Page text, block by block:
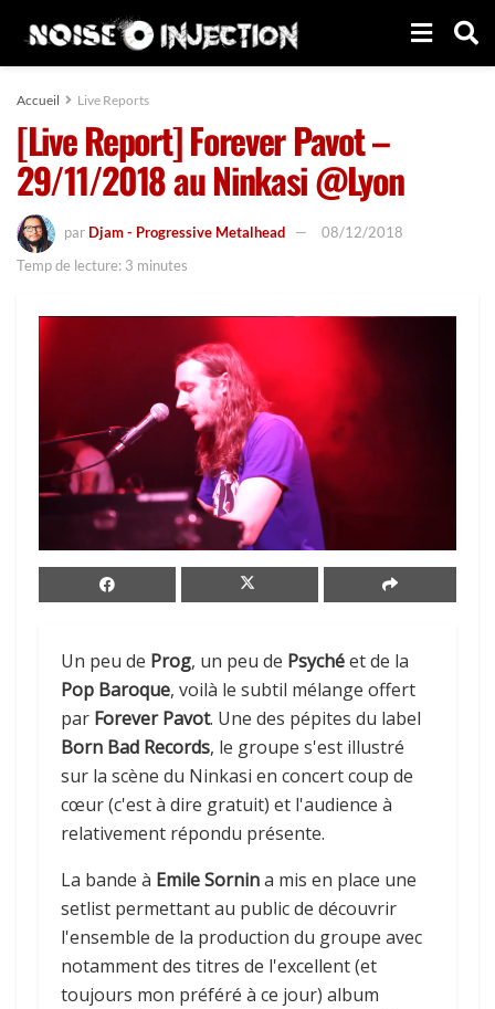
Accueil Live Reports
[Live Report] Forever Pavot –
29/11/2018 au Ninkasi @Lyon
par Djam - Progressive Metalhead
08/12/2018
Temp de lecture: 3 minutes
Un peu de Prog, un peu de Psychéet de la
Pop Baroque, voilà le subtil mélange offert
par Forever Pavot. Une des pépites du label
Born Bad Records, le groupe s'est illustré
sur la scène du Ninkasi en concert coup de
cœur (c'est à dire gratuit) et l'audience à
relativement répondu présente.
La bande à Emile Sornina mis en place une
setlist permettant au public de découvrir
l'ensemble de la production du groupe avec
notamment des titres de l'excellent (et
toujours mon préféré à ce jour) album